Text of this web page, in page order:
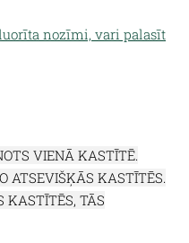
nozīmi, vari palasīt
VIENĀ KASTĪTĒ.
ATSEVIŠĶĀS KASTĪTĒS.
KASTĪTĒS, TĀS